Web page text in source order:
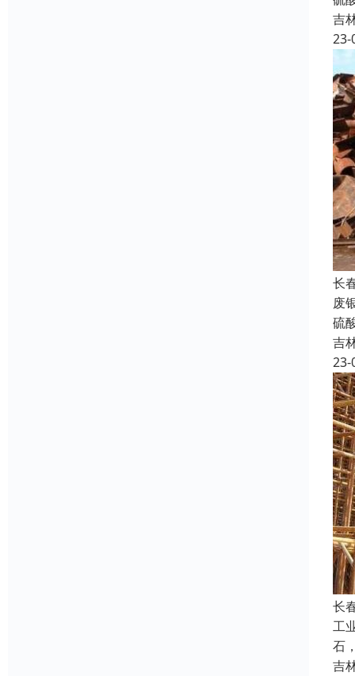
吉
23-
长
废
硫
吉
23-
长
工
石
吉